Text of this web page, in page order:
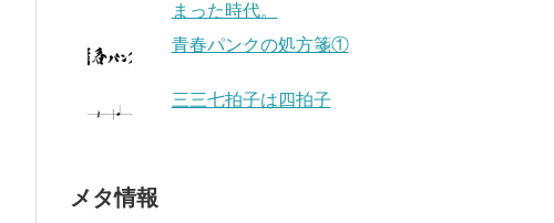
まった時代。
青春パンクの処方箋①
三三七拍子は四拍子
メタ情報